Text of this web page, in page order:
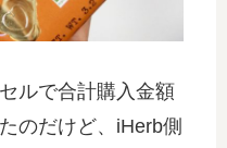
ルで合計購入金額
のだけど、iHerb側